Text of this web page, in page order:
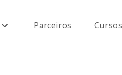
Parceiros Cursos